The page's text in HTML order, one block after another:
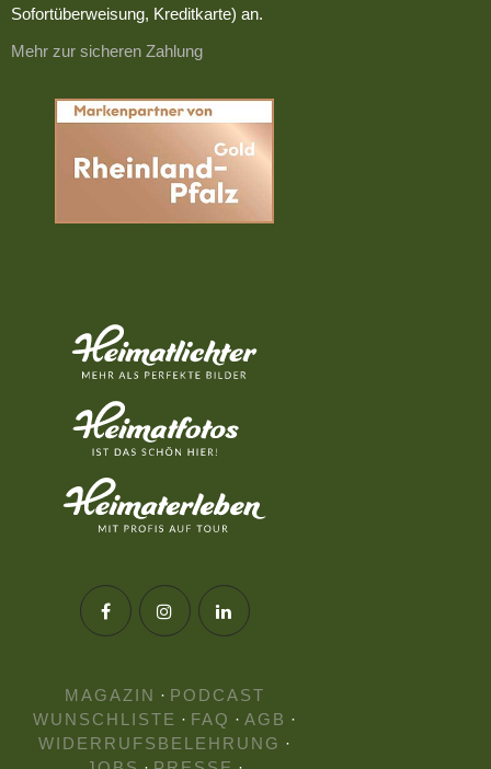
Sofortüberweisung, Kreditkarte) an.
Mehr zur sicheren Zahlung
MAGAZIN · PODCAST
WUNSCHLISTE · FAQ · AGB ·
WIDERRUFSBELEHRUNG ·